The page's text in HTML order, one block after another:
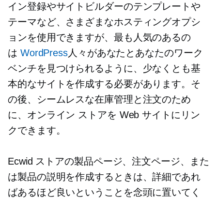
イン登録やサイトビルダーのテンプレートや
テーマなど、さまざまなホスティングオプシ
ョンを使用できますが、最も人気のあるの
は WordPress人々があなたとあなたのワーク
ベンチを見つけられるように、少なくとも基
本的なサイトを作成する必要があります。そ
の後、シームレスな在庫管理と注文のため
に、オンライン ストアを Web サイトにリン
クできます。
Ecwid ストアの製品ページ、注文ページ、また
は製品の説明を作成するときは、詳細であれ
ばあるほど良いということを念頭に置いてく